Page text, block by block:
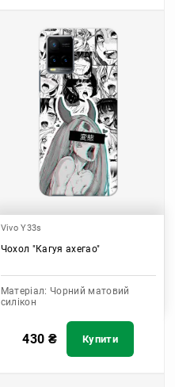
Vivo Y33s
Чохол "Кагуя ахегао"
Матеріал: Чорний матовий
силікон
430 ₴ Купити